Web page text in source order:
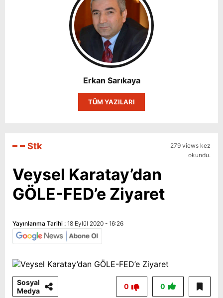
Erkan Sarıkaya
TÜM YAZILARI
Stk
279 views kez
okundu.
Veysel Karatay’dan
GÖLE-FED’e Ziyaret
Yayınlanma Tarihi : 18 Eylül 2020 - 16:26
Sosyal
Medya
0
0